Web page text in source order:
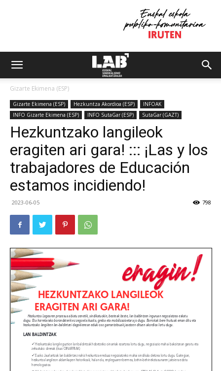
Gizarte Ekimena (ESP)
Gizarte Ekimena (ESP) Hezkuntza Akordioa (ESP)
INFOAK
INFO Gizarte Ekimena (ESP)
INFO SutaGar (ESP) SutaGar (GAZT)
Hezkuntzako langileok
eragiten ari gara! ::: ¡Las y los
trabajadores de Educación
estamos incidiendo!
2023-06-05 798